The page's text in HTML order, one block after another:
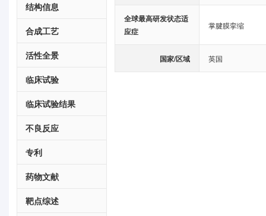
结构信息
合成工艺
活性全景
临床试验
临床试验结果
不良反应
专利
药物文献
靶点综述
全球最高研发状态适
应症
掌腱膜挛缩
国家/区域 英国